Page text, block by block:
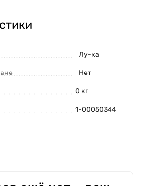
Лу-ка
Нет
0 кг
1-00050344